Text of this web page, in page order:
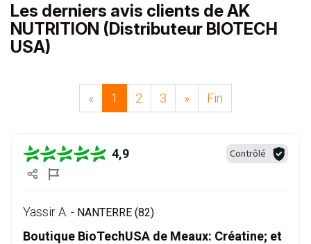
Les derniers avis clients de AK
NUTRITION (Distributeur BIOTECH
USA)
« 1 2 3 » Fin
4,9 Contrôlé
Yassir A. - NANTERRE (82)
Boutique BioTechUSA de Meaux: Créatine; et